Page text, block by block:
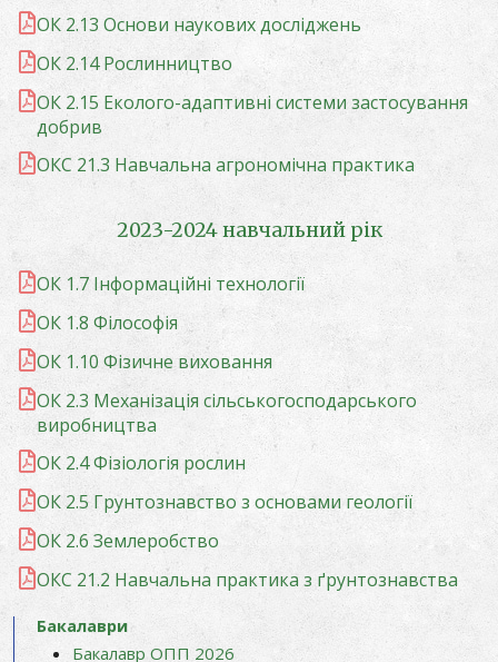
ОК 2.13 Основи наукових досліджень
ОК 2.14 Рослинництво
ОК 2.15 Еколого-адаптивні системи застосування
добрив
ОКС 21.3 Навчальна агрономічна практика
2023-2024 навчальний рік
ОК 1.7 Інформаційні технології
ОК 1.8 Філософія
ОК 1.10 Фізичне виховання
ОК 2.3 Механізація сільськогосподарського
виробництва
ОК 2.4 Фізіологія рослин
ОК 2.5 Грунтознавство з основами геології
ОК 2.6 Землеробство
ОКС 21.2 Навчальна практика з ґрунтознавства
Бакалаври
Бакалавр ОПП 2026